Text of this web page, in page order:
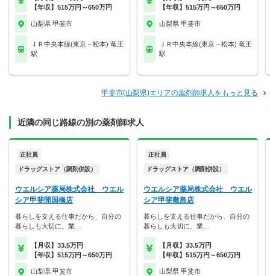
【年収】515万円～650万円
山梨県 甲斐市
ＪＲ中央本線(東京－松本) 竜王
駅
【年収】515万円～650万円
山梨県 甲斐市
ＪＲ中央本線(東京－松本) 竜王
駅
甲斐市(山梨県)エリアの薬剤師求人をもっと見る
近隣の同じ路線の別の薬剤師求人
正社員
ドラッグストア（調剤併設）
ウエルシア薬局株式会社 ウエル
シア甲斐開国橋店
暮らしを支える仕事だから、自分の
暮らしも大切に。業…
【月収】33.5万円
【年収】515万円～650万円
山梨県 甲斐市
正社員
ドラッグストア（調剤併設）
ウエルシア薬局株式会社 ウエル
シア甲斐敷島店
暮らしを支える仕事だから、自分の
暮らしも大切に。業…
【月収】33.5万円
【年収】515万円～650万円
山梨県 甲斐市